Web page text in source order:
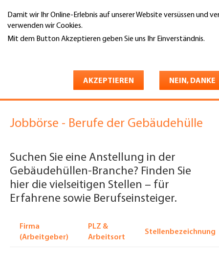
Damit wir Ihr Online-Erlebnis auf unserer Website versüssen und
verwenden wir Cookies.
Mit dem Button Akzeptieren geben Sie uns Ihr Einverständnis.
AKZEPTIEREN NEIN, DANKE
zum
Inhalt
Offene Stellen | Stellenmarkt
Jobbörse - Berufe der Gebäudehülle
Suchen Sie eine Anstellung in der
Gebäudehüllen-Branche? Finden Sie
hier die vielseitigen Stellen – für
Erfahrene sowie Berufseinsteiger.
Firma
(Arbeitgeber)
PLZ &
Arbeitsort
Stellenbezeichnung